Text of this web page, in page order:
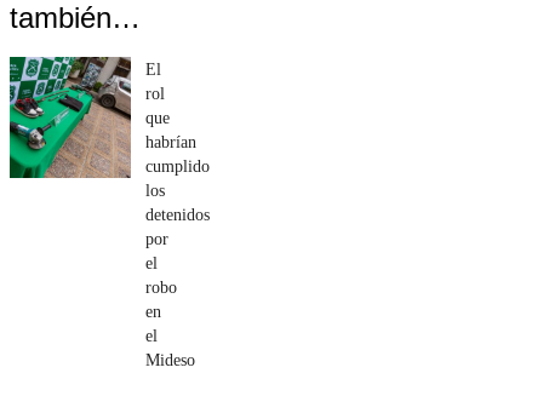
también…
El
rol
que
habrían
cumplido
los
detenidos
por
el
robo
en
el
Mideso